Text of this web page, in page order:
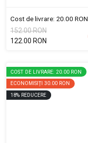
Cost de livrare: 20.00 RON
152.00 RON
122.00 RON
COST DE LIVRARE: 20.00 RON
ECONOMISIȚI 30.00 RON
18% REDUCERE